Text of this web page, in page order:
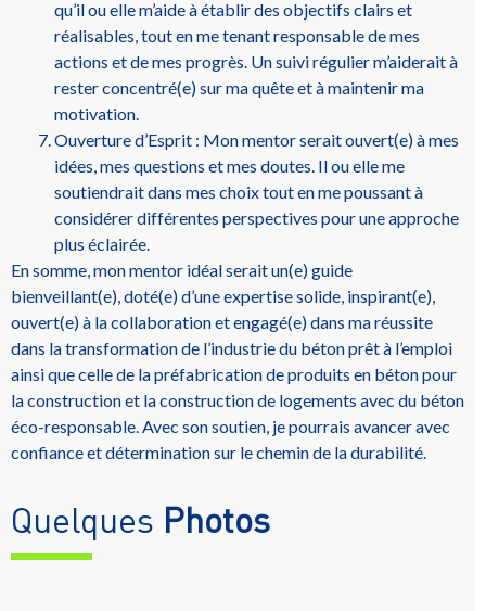
qu’il ou elle m’aide à établir des objectifs clairs et
réalisables, tout en me tenant responsable de mes
actions et de mes progrès. Un suivi régulier m’aiderait à
rester concentré(e) sur ma quête et à maintenir ma
motivation.
Ouverture d’Esprit : Mon mentor serait ouvert(e) à mes
idées, mes questions et mes doutes. Il ou elle me
soutiendrait dans mes choix tout en me poussant à
considérer différentes perspectives pour une approche
plus éclairée.
En somme, mon mentor idéal serait un(e) guide
bienveillant(e), doté(e) d’une expertise solide, inspirant(e),
ouvert(e) à la collaboration et engagé(e) dans ma réussite
dans la transformation de l’industrie du béton prêt à l’emploi
ainsi que celle de la préfabrication de produits en béton pour
la construction et la construction de logements avec du béton
éco-responsable. Avec son soutien, je pourrais avancer avec
confiance et détermination sur le chemin de la durabilité.
Quelques Photos